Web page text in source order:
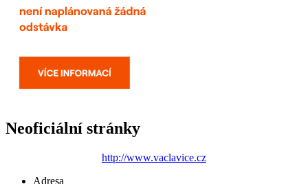
Neoficiální stránky
http://www.vaclavice.cz
Adresa